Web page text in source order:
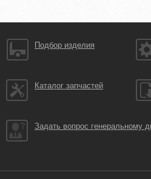
Подбор изделия
Каталог запчастей
Задать вопрос генеральному